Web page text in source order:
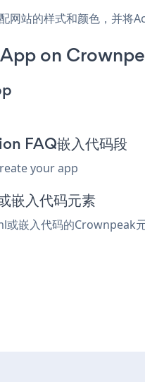
站的样式和颜色，并将
on
FAQ嵌入代码段
your app
嵌入代码元素
嵌入代码的Crownpeak